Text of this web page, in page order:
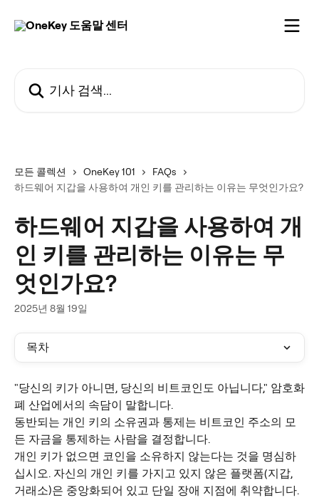
모든 콜렉션 OneKey 101
FAQs
하드웨어 지갑을 사용하여 개인 키를 관리하는 이유는 무엇인가요?
하드웨어 지갑을 사용하여 개
인 키를 관리하는 이유는 무
엇인가요?
2025년 8월 19일
목차
"당신의 키가 아니면, 당신의 비트코인도 아닙니다," 암호화
폐 산업에서의 속담이 말합니다.
동반되는 개인 키의 소유권과 통제는 비트코인 주소의 모
든 자금을 통제하는 사람을 결정합니다.
개인 키가 없으면 코인을 소유하지 않는다는 것을 명심하
십시오. 자신의 개인 키를 가지고 있지 않은 플랫폼(지갑,
거래소)은 중앙화되어 있고 단일 장애 지점에 취약합니다.